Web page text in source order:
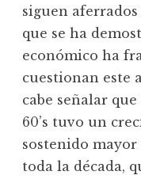
siguen
que se ha
económico ha
cuestionan este
cabe señalar
60’s tuvo un
sostenido
toda la década,